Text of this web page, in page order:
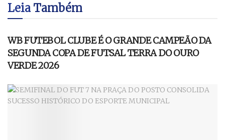
LeiaTambém
ESPORTE
WB FUTEBOL CLUBE É O GRANDE CAMPEÃO DA
SEGUNDA COPA DE FUTSAL TERRA DO OURO
VERDE 2026